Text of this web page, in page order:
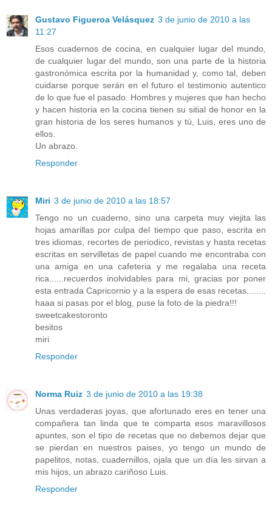
Gustavo Figueroa Velásquez 3 de junio de 2010 a las
11:27
Esos cuadernos de cocina, en cualquier lugar del mundo,
de cualquier lugar del mundo, son una parte de la historia
gastronómica escrita por la humanidad y, como tal, deben
cuidarse porque serán en el futuro el testimonio autentico
de lo que fue el pasado. Hombres y mujeres que han hecho
y hacen historia en la cocina tienen su sitial de honor en la
gran historia de los seres humanos y tú, Luis, eres uno de
ellos.
Un abrazo.
Responder
Miri 3 de junio de 2010 a las 18:57
Tengo no un cuaderno, sino una carpeta muy viejita las
hojas amarillas por culpa del tiempo que paso, escrita en
tres idiomas, recortes de periodico, revistas y hasta recetas
escritas en servilletas de papel cuando me encontraba con
una amiga en una cafeteria y me regalaba una receta
rica......recuerdos inolvidables para mi, gracias por poner
esta entrada Capricornio y a la espera de esas recetas........
haaa si pasas por el blog, puse la foto de la piedra!!!
sweetcakestoronto
besitos
miri
Responder
Norma Ruiz 3 de junio de 2010 a las 19:38
Unas verdaderas joyas, que afortunado eres en tener una
compañera tan linda que te comparta esos maravillosos
apuntes, son el tipo de recetas que no debemos dejar que
se pierdan en nuestros paises, yo tengo un mundo de
papelitos, notas, cuadernillos, ojala que un día les sirvan a
mis hijos, un abrazo cariñoso Luis.
Responder